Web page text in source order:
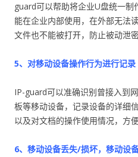
guard可以帮助将企业U盘统一制
能在企业内部使用，在外部无法
文件也不能被打开，防止被动泄密
5、对移动设备操作行为进行记录
IP-guard可以准确识别曾接入到
板等移动设备，记录设备的详细
以及对文档的操作使用情况，方便
6、移动设备丢失/损坏，移动设